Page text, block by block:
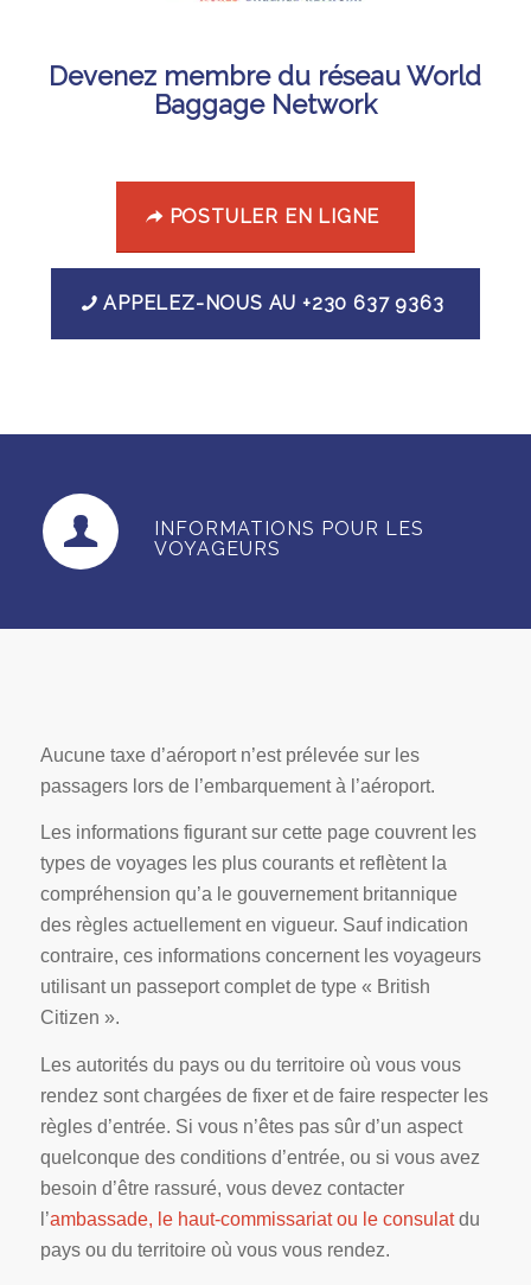
Devenez membre du réseau World
Baggage Network
POSTULER EN LIGNE
APPELEZ-NOUS AU +230 637 9363
INFORMATIONS POUR LES
VOYAGEURS
Aucune taxe d’aéroport n’est prélevée sur les
passagers lors de l’embarquement à l’aéroport.
Les informations figurant sur cette page couvrent les
types de voyages les plus courants et reflètent la
compréhension qu’a le gouvernement britannique
des règles actuellement en vigueur. Sauf indication
contraire, ces informations concernent les voyageurs
utilisant un passeport complet de type « British
Citizen ».
Les autorités du pays ou du territoire où vous vous
rendez sont chargées de fixer et de faire respecter les
règles d’entrée. Si vous n’êtes pas sûr d’un aspect
quelconque des conditions d’entrée, ou si vous avez
besoin d’être rassuré, vous devez contacter
l’ambassade, le haut-commissariat ou le consulatdu
pays ou du territoire où vous vous rendez.